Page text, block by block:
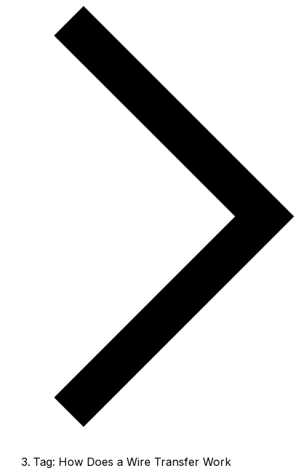
Tag: How Does a Wire Transfer Work